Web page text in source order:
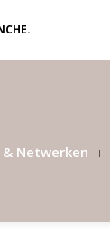
Netwerken